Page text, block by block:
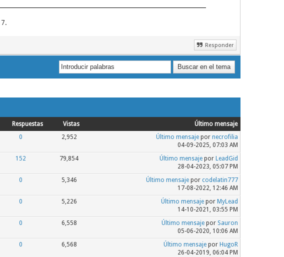
Responder
Respuestas Vistas Último mensaje
0 2,952 Último mensajepor necrofilia
04-09-2025, 07:03 AM
152 79,854 Último mensajepor LeadGid
28-04-2023, 05:07 PM
0 5,346 Último mensajepor codelatin777
17-08-2022, 12:46 AM
0 5,226 Último mensajepor MyLead
14-10-2021, 03:55 PM
0 6,558 Último mensajepor Sauron
05-06-2020, 10:06 AM
0 6,568 Último mensajepor HugoR
26-04-2019, 06:04 PM